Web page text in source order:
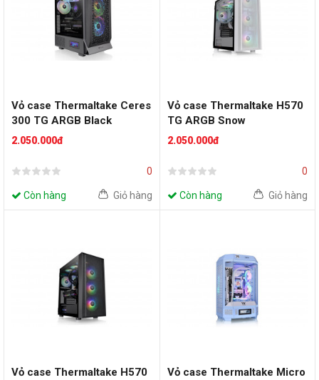
Vỏ case Thermaltake Ceres
300 TG ARGB Black
2.050.000đ
0
Còn hàng Giỏ hàng
Vỏ case Thermaltake H570
TG ARGB Snow
2.050.000đ
0
Còn hàng Giỏ hàng
Vỏ case Thermaltake H570
Vỏ case Thermaltake Micro